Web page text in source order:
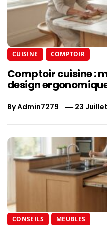
CUISINE COMPTOIR
Comptoir cuisine :
design
ByAdmin7279 23
CONSEILS MEUBLES